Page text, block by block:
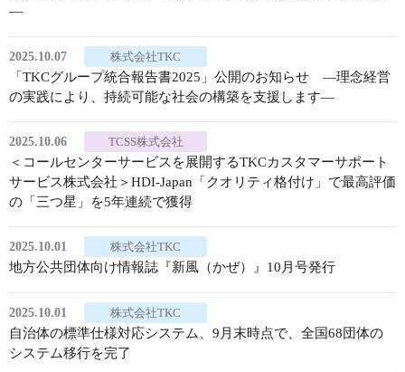
―
2025.10.07 株式会社TKC
「TKCグループ統合報告書2025」公開のお知らせ ―理念経営
の実践により、持続可能な社会の構築を支援します―
2025.10.06 TCSS株式会社
＜コールセンターサービスを展開するTKCカスタマーサポート
サービス株式会社＞HDI-Japan「クオリティ格付け」で最高評価
の「三つ星」を5年連続で獲得
2025.10.01 株式会社TKC
地方公共団体向け情報誌『新風（かぜ）』10月号発行
2025.10.01 株式会社TKC
自治体の標準仕様対応システム、9月末時点で、全国68団体の
システム移行を完了